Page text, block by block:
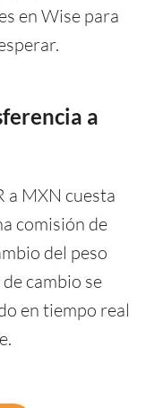
en Wise para
a
a MXN cuesta
comisión de
del peso
cambio se
en tiempo real